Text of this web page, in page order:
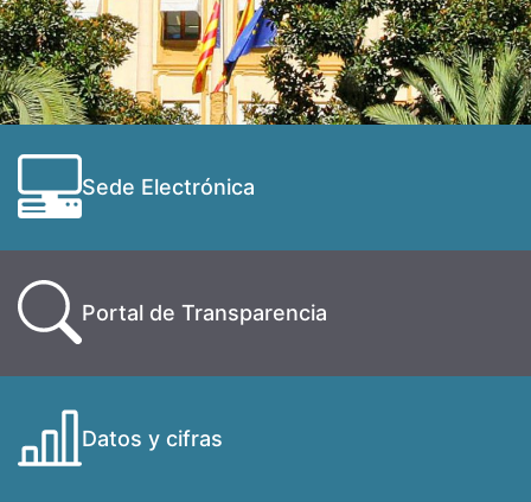
Sede Electrónica
Portal de Transparencia
Datos y cifras